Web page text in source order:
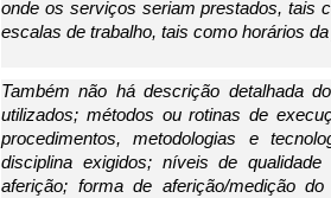
onde os serviços seriam prestados, tais
escalas de trabalho, tais como horários
Também não há descrição detalhada
utilizados; métodos ou rotinas de
procedimentos, metodologias e
disciplina exigidos; níveis de
aferição; forma de aferição/medição